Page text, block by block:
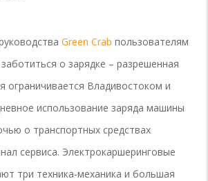
Green Crab пользователям
о зарядке – разрешенная
ограничивается Владивостоком и
использование заряда машины
о транспортных средствах
сервиса. Электрокаршеринговые
три техника-механика и большая